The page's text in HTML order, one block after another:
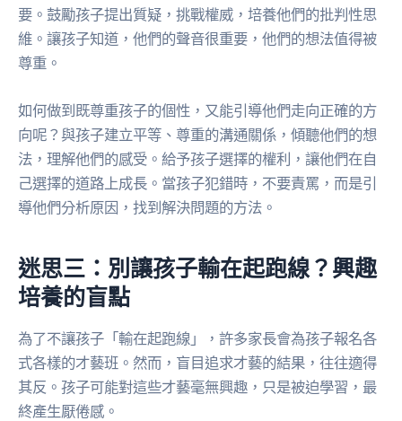
要。鼓勵孩子提出質疑，挑戰權威，培養他們的批判性思
維。讓孩子知道，他們的聲音很重要，他們的想法值得被
尊重。
如何做到既尊重孩子的個性，又能引導他們走向正確的方
向呢？與孩子建立平等、尊重的溝通關係，傾聽他們的想
法，理解他們的感受。給予孩子選擇的權利，讓他們在自
己選擇的道路上成長。當孩子犯錯時，不要責罵，而是引
導他們分析原因，找到解決問題的方法。
迷思三：別讓孩子輸在起跑線？興趣
培養的盲點
為了不讓孩子「輸在起跑線」，許多家長會為孩子報名各
式各樣的才藝班。然而，盲目追求才藝的結果，往往適得
其反。孩子可能對這些才藝毫無興趣，只是被迫學習，最
終產生厭倦感。